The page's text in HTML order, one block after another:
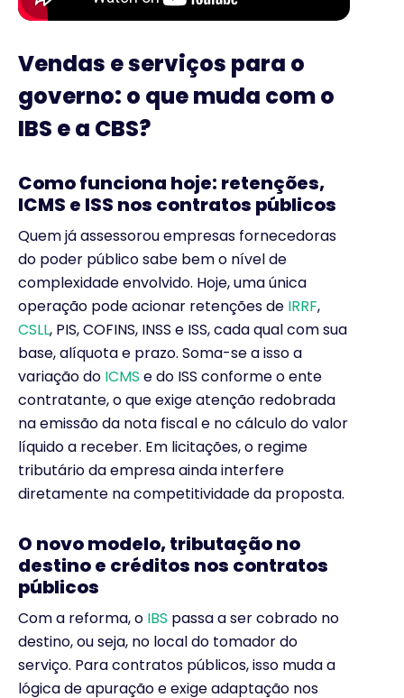
Vendas e serviços para o
governo: o que muda com o
IBS e a CBS?
Como funciona hoje: retenções,
ICMS e ISS nos contratos públicos
Quem já assessorou empresas fornecedoras
do poder público sabe bem o nível de
complexidade envolvido. Hoje, uma única
operação pode acionar retenções de IRRF,
CSLL, PIS, COFINS, INSS e ISS, cada qual com sua
base, alíquota e prazo. Soma-se a isso a
variação do ICMS e do ISS conforme o ente
contratante, o que exige atenção redobrada
na emissão da nota fiscal e no cálculo do valor
líquido a receber. Em licitações, o regime
tributário da empresa ainda interfere
diretamente na competitividade da proposta.
O novo modelo, tributação no
destino e créditos nos contratos
públicos
Com a reforma, o IBS passa a ser cobrado no
destino, ou seja, no local do tomador do
serviço. Para contratos públicos, isso muda a
lógica de apuração e exige adaptação nos